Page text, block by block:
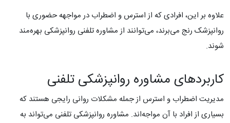
علاوه بر این، افرادی که از استرس و اضطراب در مواجهه حضوری با
روانپزشک رنج می‌برند، می‌توانند از مشاوره تلفنی روانپزشکی بهره‌مند
شوند.
کاربردهای مشاوره روانپزشکی تلفنی
مدیریت اضطراب و استرس از جمله مشکلات روانی رایجی هستند که
بسیاری از افراد با آن مواجه‌اند. مشاوره روانپزشکی تلفنی می‌تواند به